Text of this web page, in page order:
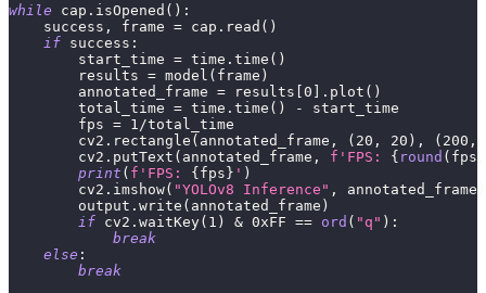
while cap . isOpened ( ) :
    success
, frame = cap . read ( )
if success :
        start_time
= time . time ( )
        results
= model ( frame )
        annotated_frame
= results [0 ] . plot ( )
        total_time
= time . time ( ) -
start_time
        fps
= 1 /total_time
        cv2
. rectangle ( annotated_frame , ( 20 , 20 ) , ( 200 ,
        cv2
. putText ( annotated_frame , f'FPS: { round ( fps
print ( f'FPS: {fps} ' )
        cv2
. imshow( "YOLOv8 Inference" , annotated_frame
        output
. write ( annotated_frame )
if cv2 . waitKey( 1 ) & 0xFF == ord ( "q" ) :
break
else :
break